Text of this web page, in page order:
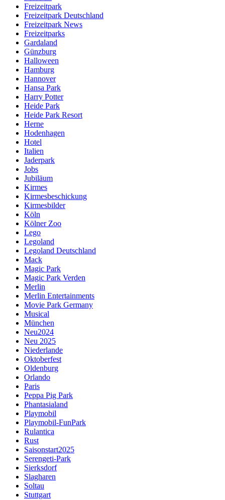
Freizeitpark
Freizeitpark Deutschland
Freizeitpark News
Freizeitparks
Gardaland
Günzburg
Halloween
Hamburg
Hannover
Hansa Park
Harry Potter
Heide Park
Heide Park Resort
Herne
Hodenhagen
Hotel
Italien
Jaderpark
Jobs
Jubiläum
Kirmes
Kirmesbeschickung
Kirmesbilder
Köln
Kölner Zoo
Lego
Legoland
Legoland Deutschland
Mack
Magic Park
Magic Park Verden
Merlin
Merlin Entertainments
Movie Park Germany
Musical
München
Neu2024
Neu 2025
Niederlande
Oktoberfest
Oldenburg
Orlando
Paris
Peppa Pig Park
Phantasialand
Playmobil
Playmobil-FunPark
Rulantica
Rust
Saisonstart2025
Serengeti-Park
Sierksdorf
Slagharen
Soltau
Stuttgart